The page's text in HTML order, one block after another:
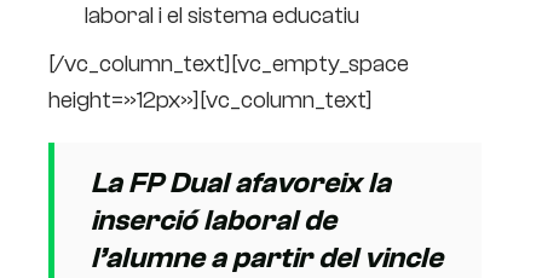
laboral i el sistema educatiu
[/vc_column_text][vc_empty_space
height=»12px»][vc_column_text]
La FP Dual afavoreix la
inserció laboral de
l’alumne a partir del vincle